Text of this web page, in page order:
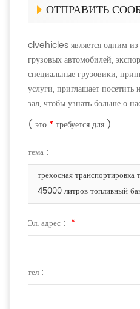
ОТПРАВИТЬ
clvehicles является одним
грузовых автомобилей,
специальные грузовики,
услуги, приглашает
зал, чтобы узнать больше о
( это * требуется для )
тема :
трехосная транспортировка
45000 литров топливный
Эл. адрес : *
тел :